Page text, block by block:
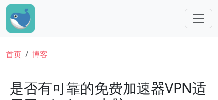
跳转到主要内容
面包屑
首页 博客
是否有可靠的免费加速器VPN适